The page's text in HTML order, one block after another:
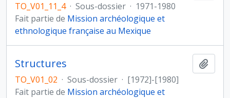
TO_V01_11_4 · Sous-dossier · 1971-1980
Fait partie de Mission archéologique et
ethnologique française au Mexique
Structures
TO_V01_02 · Sous-dossier · [1972]-[1980]
Fait partie de Mission archéologique et